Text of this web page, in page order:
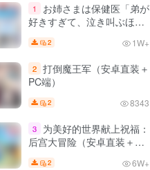
1
お姉さまは保健医「弟が
好きすぎて、泣き叫ぶほど
いじめたくなっちゃうの」
（PC端）
2 1W+
2 打倒魔王军（安卓直装＋
PC端）
2 8343
3
为美好的世界献上祝福：
后宫大冒险（安卓直装＋PC
端）
2 6W+